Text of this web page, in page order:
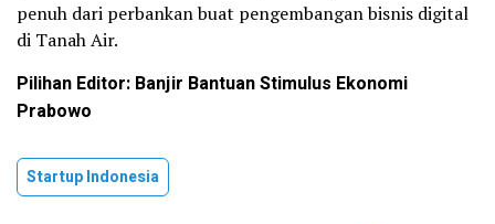
penuh dari perbankan buat pengembangan bisnis digital
di Tanah Air.
Pilihan Editor: Banjir Bantuan Stimulus Ekonomi
Prabowo
Startup Indonesia